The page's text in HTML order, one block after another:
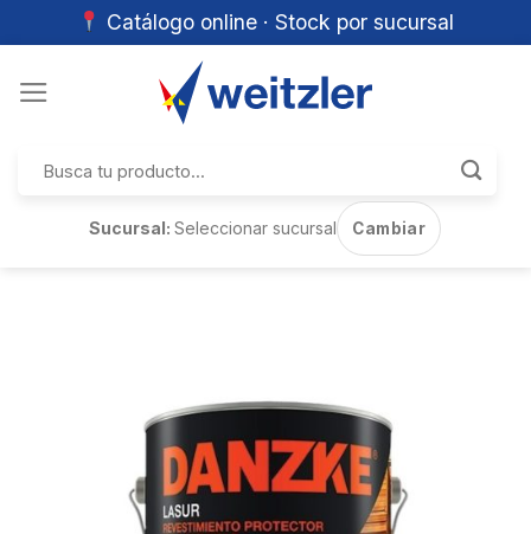
Catálogo online · Stock por sucursal
por:
Sucursal:Seleccionar sucursal Cambiar